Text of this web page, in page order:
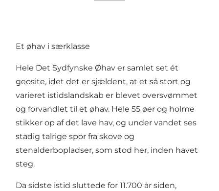
Et øhav i særklasse
Hele Det Sydfynske Øhav er samlet set ét
geosite, idet det er sjældent, at et så stort og
varieret istidslandskab er blevet oversvømmet
og forvandlet til et øhav. Hele 55 øer og holme
stikker op af det lave hav, og under vandet ses
stadig talrige spor fra skove og
stenalderbopladser, som stod her, inden havet
steg.
Da sidste istid sluttede for 11.700 år siden,